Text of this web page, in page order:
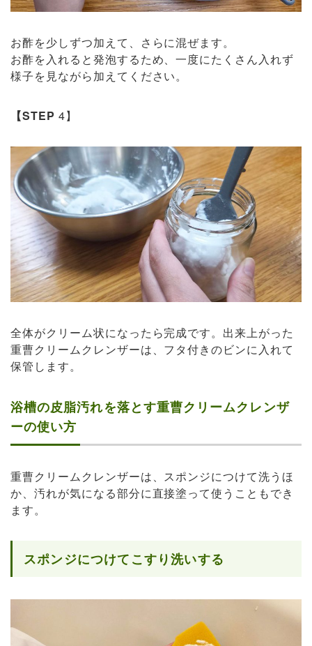
お酢を少しずつ加えて、さらに混ぜます。
お酢を入れると発泡するため、一度にたくさん入れず
様子を見ながら加えてください。
【STEP 4】
全体がクリーム状になったら完成です。出来上がった
重曹クリームクレンザーは、フタ付きのビンに入れて
保管します。
浴槽の皮脂汚れを落とす重曹クリームクレンザ
ーの使い方
重曹クリームクレンザーは、スポンジにつけて洗うほ
か、汚れが気になる部分に直接塗って使うこともでき
ます。
スポンジにつけてこすり洗いする